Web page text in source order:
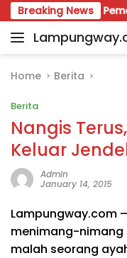
Skip
to
content
Breaking News
Desak Pemerintah
Portal
Daerah
Terpercaya
dan
Terupdate
Home Berita
Berita
Nangis
Keluar
Admin
January 14, 2015
Lampungway.com
menimang-nimang
malah seorang